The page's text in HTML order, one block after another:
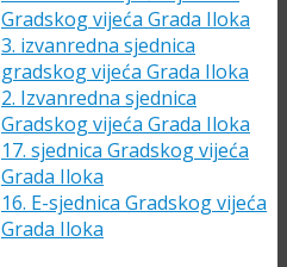
Gradskog vijeća Grada Iloka
3. izvanredna sjednica
gradskog vijeća Grada Iloka
2. Izvanredna sjednica
Gradskog vijeća Grada Iloka
17. sjednica Gradskog vijeća
Grada Iloka
16. E-sjednica Gradskog vijeća
Grada Iloka